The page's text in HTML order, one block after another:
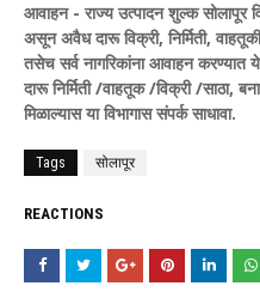
आवाहन - राज्य उत्पादन शुल्क सोलापूर
असून अवैध दारू विक्री, निर्मिती,
तसेच सर्व नागरिकांना आवाहन करण्यात
दारू निर्मिती /वाहतूक /विक्री /साठा,
मिळाल्यास या विभागास संपर्क साधावा.
Tags सोलापूर
REACTIONS